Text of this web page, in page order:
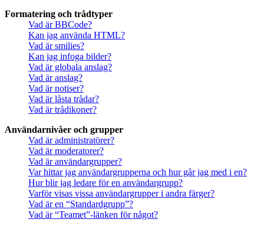
Formatering och trådtyper
Vad är BBCode?
Kan jag använda HTML?
Vad är smilies?
Kan jag infoga bilder?
Vad är globala anslag?
Vad är anslag?
Vad är notiser?
Vad är låsta trådar?
Vad är trådikoner?
Användarnivåer och grupper
Vad är administratörer?
Vad är moderatorer?
Vad är användargrupper?
Var hittar jag användargrupperna och hur går jag med i en?
Hur blir jag ledare för en användargrupp?
Varför visas vissa användargrupper i andra färger?
Vad är en “Standardgrupp”?
Vad är “Teamet”-länken för något?